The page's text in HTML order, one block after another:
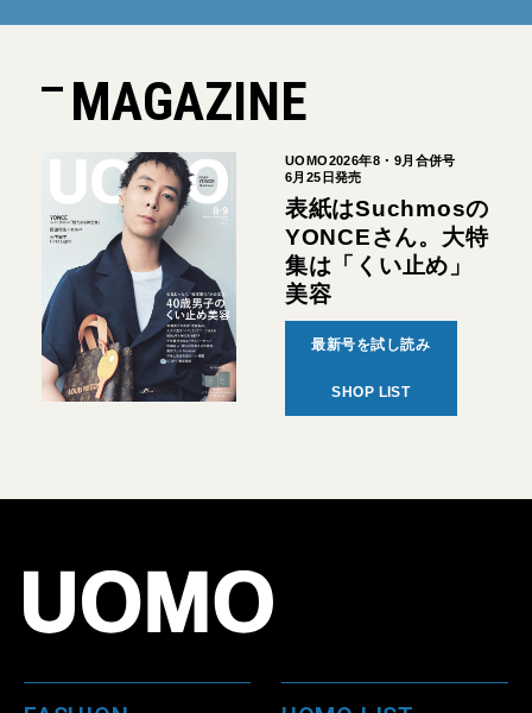
MAGAZINE
UOMO2026年8・9月合併号
6月25日発売
表紙はSuchmosの
YONCEさん。大特
集は「くい止め」
美容
最新号を試し読み
SHOP LIST